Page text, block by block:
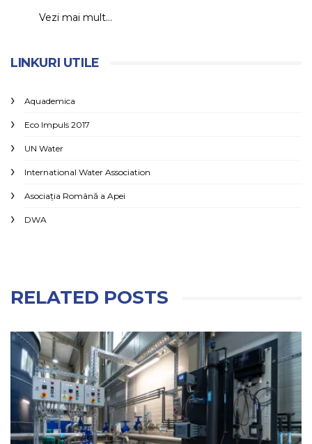
Vezi mai mult...
LINKURI UTILE
Aquademica
Eco Impuls 2017
UN Water
International Water Association
Asociaţia Română a Apei
DWA
RELATED POSTS